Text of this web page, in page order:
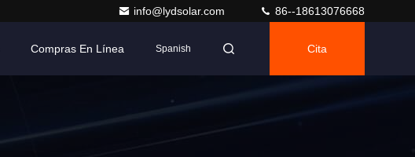
info@lydsolar.com 86--18613076668
Compras En Línea Spanish Cita